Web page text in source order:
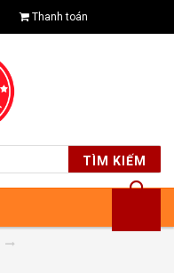
Thanh toán
TÌM KIẾM